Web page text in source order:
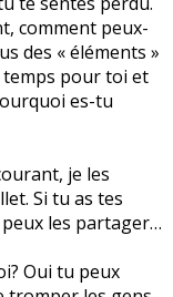
comment peux-
des « éléments »
temps pour toi et
es-tu
je les
Si tu as tes
les partager…
Oui tu peux